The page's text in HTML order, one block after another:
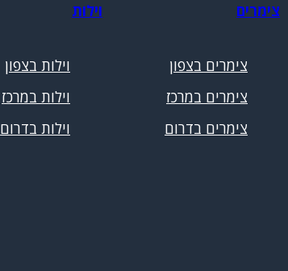
צימרים
צימרים בצפון
צימרים במרכז
צימרים בדרום
וילות
וילות בצפון
וילות במרכז
וילות בדרום